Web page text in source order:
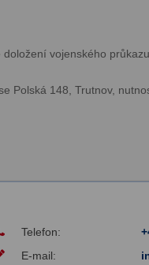
doložení vojenského
Polská 148, Trutnov,
Telefon:
E-mail: